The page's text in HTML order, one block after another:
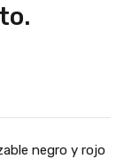
negro y rojo